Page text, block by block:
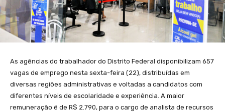
As agências do trabalhador do Distrito Federal disponibilizam 657
vagas de emprego nesta sexta-feira (22), distribuídas em
diversas regiões administrativas e voltadas a candidatos com
diferentes níveis de escolaridade e experiência. A maior
remuneração é de R$ 2.790, para o cargo de analista de recursos